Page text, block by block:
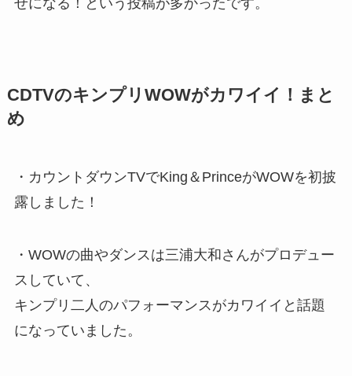
CDTVのキンプリWOWがカワイイ！まと
め
・カウントダウンTVでKing＆PrinceがWOWを初披
露しました！
・WOWの曲やダンスは三浦大和さんがプロデュー
スしていて、
キンプリ二人のパフォーマンスがカワイイと話題
になっていました。